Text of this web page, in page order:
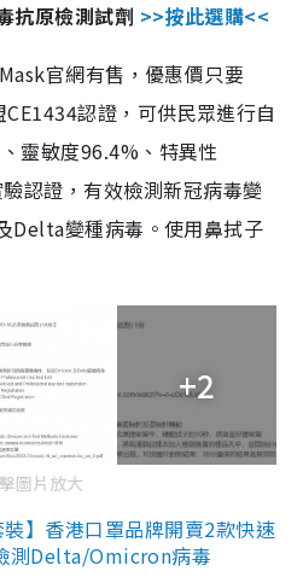
抗原檢測試劑 >>按此選購<<
官網有售，優惠價只要
認證，可供民眾進行自
靈敏度96.4%、特異性
認證，有效檢測新冠病毒變
Delta變種病毒。使用鼻拭子
+2
圖片放大
】香港口罩品牌開賣2款快速
測Delta/Omicron病毒